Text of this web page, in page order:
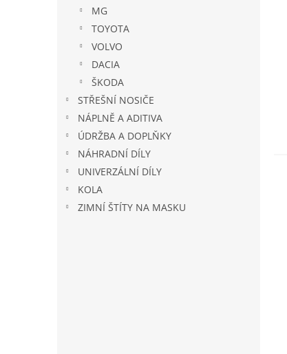
MG
TOYOTA
VOLVO
DACIA
ŠKODA
STŘEŠNÍ NOSIČE
NÁPLNĚ A ADITIVA
ÚDRŽBA A DOPLŇKY
NÁHRADNÍ DÍLY
UNIVERZÁLNÍ DÍLY
KOLA
ZIMNÍ ŠTÍTY NA MASKU